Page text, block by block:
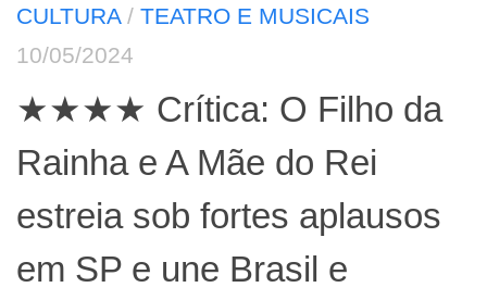
CULTURA/ TEATRO E MUSICAIS
10/05/2024
★★★★ Crítica: O Filho da
Rainha e A Mãe do Rei
estreia sob fortes aplausos
em SP e une Brasil e